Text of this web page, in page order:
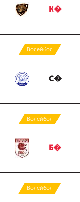
К�
Волейбол
С�
Волейбол
Б�
Волейбол